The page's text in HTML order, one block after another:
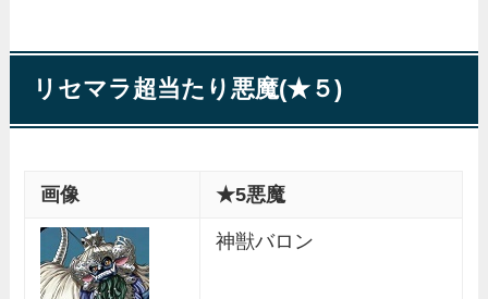
リセマラ超当たり悪魔(★５)
画像 ★5悪魔
神獣バロン